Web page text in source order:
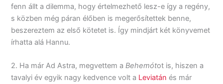
fenn állt a dilemma, hogy értelmezhető lesz-e így a regény,
s közben még páran élőben is megerősítettek benne,
beszereztem az első kötetet is. Így mindjárt két könyvemet
írhatta alá Hannu.
2. Ha már Ad Astra, megvettem aBehemótot is, hiszen a
tavalyi év egyik nagy kedvence volt a Leviatán és már